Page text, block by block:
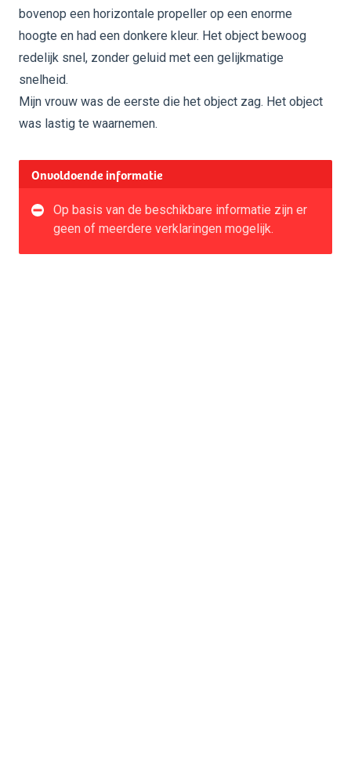
bovenop een horizontale propeller op een enorme
hoogte en had een donkere kleur. Het object bewoog
redelijk snel, zonder geluid met een gelijkmatige
snelheid.
Mijn vrouw was de eerste die het object zag. Het object
was lastig te waarnemen.
Onvoldoende informatie
Op basis van de beschikbare informatie zijn er
geen of meerdere verklaringen mogelijk.